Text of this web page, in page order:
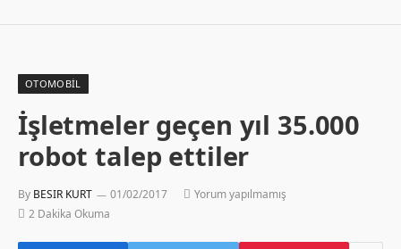
OTOMOBIL
İşletmeler geçen yıl 35.000
robot talep ettiler
By BESIR KURT 01/02/2017
Yorum yapılmamış
2 Dakika Okuma